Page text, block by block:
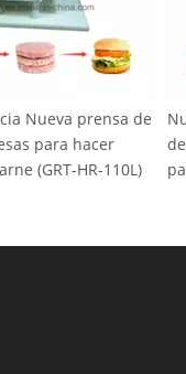
Nueva eficiencia
de hamburguesas
pastel de carne (GRT-